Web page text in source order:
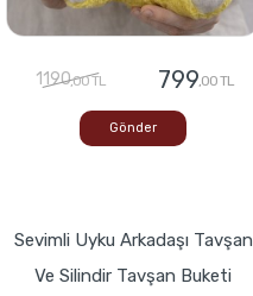
1190,00 TL 799,00 TL
Gönder
Sevimli Uyku Arkadaşı Tavşan
Ve Silindir Tavşan Buketi